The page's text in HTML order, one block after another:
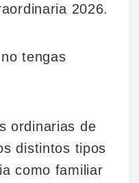
2026.
tengas
ordinarias de
distintos tipos
como familiar